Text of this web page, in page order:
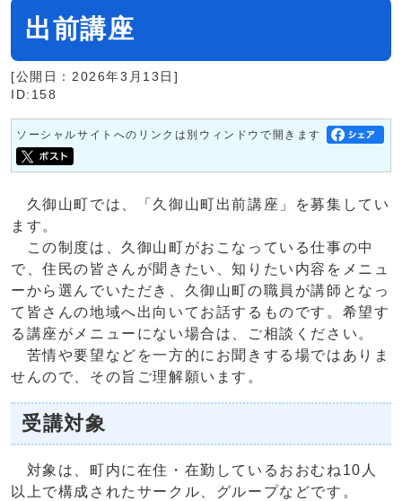
出前講座
[公開日：2026年3月13日]
ID:158
ソーシャルサイトへのリンクは別ウィンドウで開きます
久御山町では、「久御山町出前講座」を募集してい
ます。
この制度は、久御山町がおこなっている仕事の中
で、住民の皆さんが聞きたい、知りたい内容をメニュ
ーから選んでいただき、久御山町の職員が講師となっ
て皆さんの地域へ出向いてお話するものです。希望す
る講座がメニューにない場合は、ご相談ください。
苦情や要望などを一方的にお聞きする場ではありま
せんので、その旨ご理解願います。
受講対象
対象は、町内に在住・在勤しているおおむね10人
以上で構成されたサークル、グループなどです。